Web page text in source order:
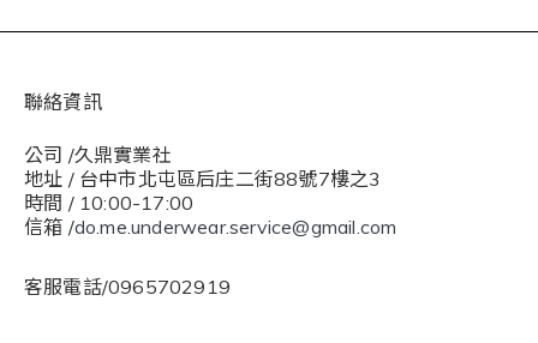
聯絡資訊
公司 /久鼎實業社
地址 / 台中市北屯區后庄二街88號7樓之3
時間 / 10:00-17:00
信箱 /do.me.underwear.service@gmail.com
客服電話/0965702919